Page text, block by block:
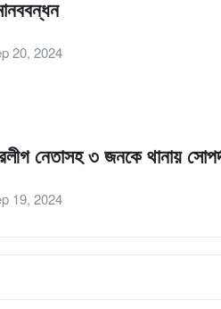
20, 2024
নেতাসহ ৩ জনকে থানায়
19, 2024